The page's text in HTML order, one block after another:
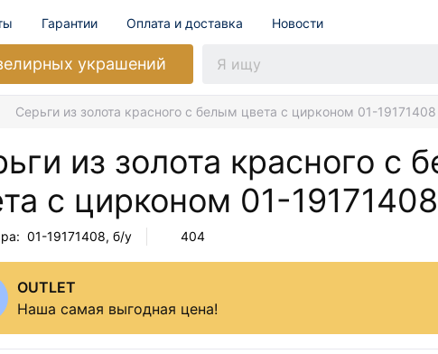
Гарантии Оплата и доставка Новости
украшений
Серьги из золота красного с белым цвета с цирконом 01-19171408
из золота красного с
с цирконом 01-19171408
01-19171408, б/у 404
OUTLET
Наша самая выгодная цена!